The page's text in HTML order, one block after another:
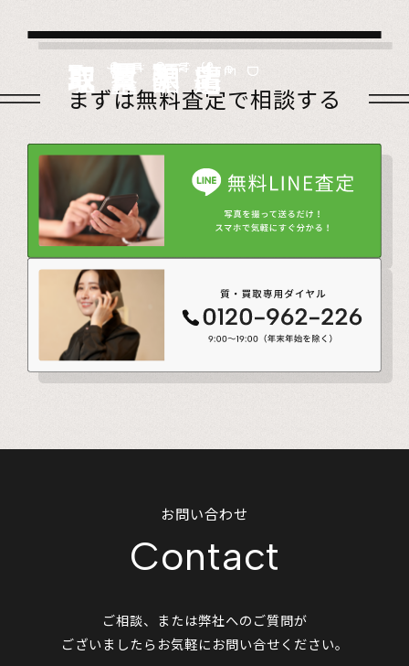
Store
店頭買取 Visit
出張買取 Del
i
very
宅配買取 Estate
遺品整理
まずは無料査定で相談する
お問い合わせ
Contact
ご相談、または弊社へのご質問が
ございましたらお気軽にお問い合せください。